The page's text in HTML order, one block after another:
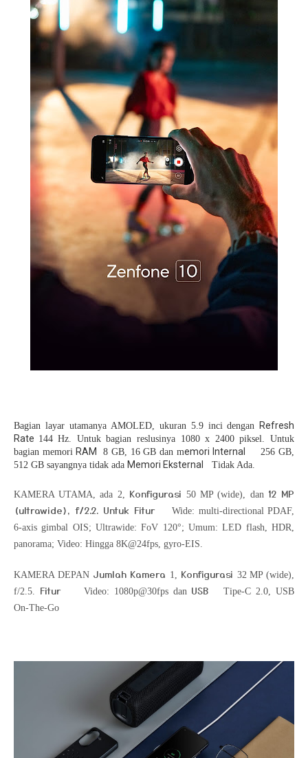
Bagian layar utamanya AMOLED, ukuran 5.9 inci dengan
Refresh
Rate 144 Hz. Untuk bagian reslusinya 1080 x 2400 piksel. Untuk
bagian memori RAM 8 GB, 16 GB dan memori Internal
256 GB,
512 GB sayangnya tidak ada Memori Eksternal Tidak Ada.
KAMERA UTAMA, ada 2, Konfigurasi 50 MP (wide), dan 12 MP
(ultrawide), f/2.2. Untuk Fitur
Wide: multi-directional PDAF,
6-axis gimbal OIS; Ultrawide: FoV 120°; Umum: LED flash, HDR,
panorama; Video: Hingga 8K@24fps, gyro-EIS.
KAMERA DEPAN Jumlah Kamera 1, Konfigurasi 32 MP (wide),
f/2.5. Fitur Video: 1080p@30fps dan USB
Tipe-C 2.0, USB
On-The-Go